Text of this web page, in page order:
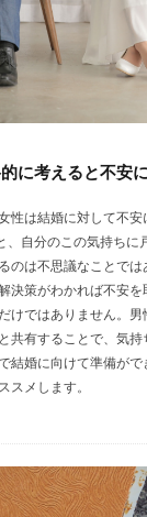
に考えると不安
性は結婚に対して不
、自分のこの気持ちに
のは不思議なことでは
決策がわかれば不安を
けではありません。
共有することで、気持
結婚に向けて準備が
スメします。
収入 反対
人 印
初デー
妊娠 好意
女性 失礼 報告
太い 大学生
場所 公務員
ット
上手
両親 両家
一人暮らし 人
際期間 仕事
元嫁 元カ